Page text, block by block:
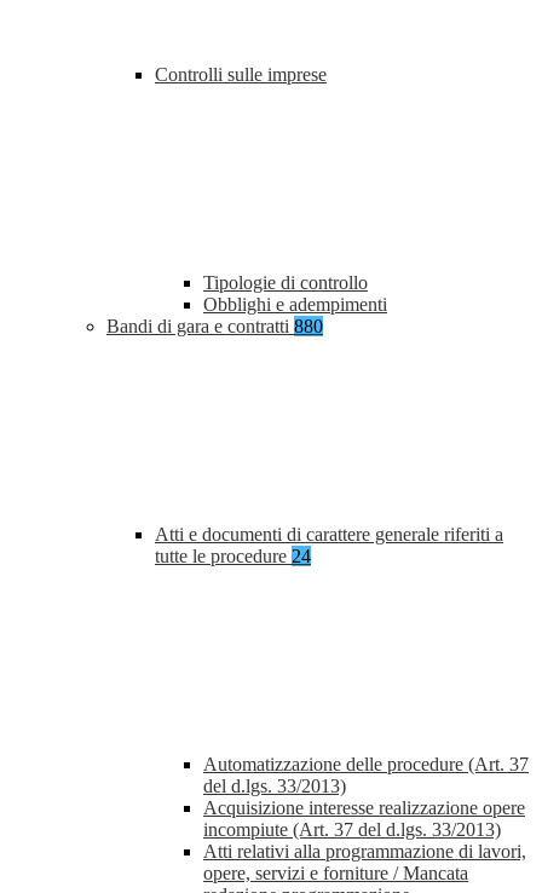
Controlli sulle imprese
Tipologie di controllo
Obblighi e adempimenti
Bandi di gara e contratti 880
Atti e documenti di carattere generale riferiti a
tutte le procedure 24
Automatizzazione delle procedure (Art. 37
del d.lgs. 33/2013)
Acquisizione interesse realizzazione opere
incompiute (Art. 37 del d.lgs. 33/2013)
Atti relativi alla programmazione di lavori,
opere, servizi e forniture / Mancata